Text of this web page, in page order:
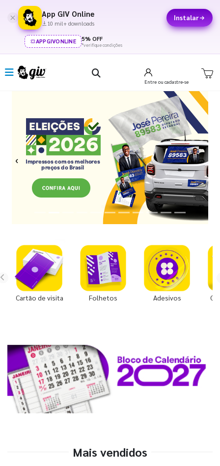
App GIV Online
10 mil+ downloads
Instalar
APPGIVONLINE 5% OFF
*verifique condições
Entre ou cadastre-se
Previous Next
Cartão de visita Folhetos Adesivos
Mais vendidos